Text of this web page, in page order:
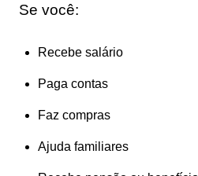
Se você:
Recebe salário
Paga contas
Faz compras
Ajuda familiares